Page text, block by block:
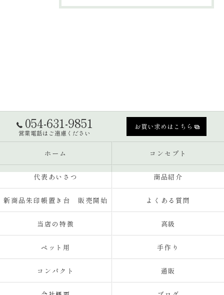
054-631-9851
営業電話はご遠慮ください
お買い求めはこちら
ホーム コンセプト
代表あいさつ 商品紹介
新商品朱印帳置き台 販売開始 よくある質問
当店の特徴 高級
ペット用 手作り
コンパクト 通販